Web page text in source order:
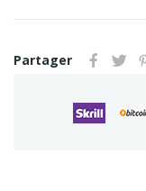
Partager